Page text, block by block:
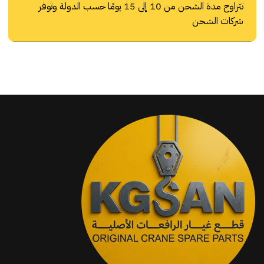
تتراوح مدة الشحن من 10 إلى 15 يومًا حسب الدولة وتوفر
شركات الشحن